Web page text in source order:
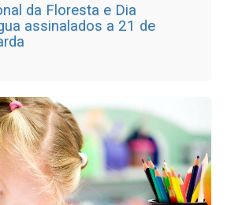
da Floresta e Dia
assinalados a 21 de